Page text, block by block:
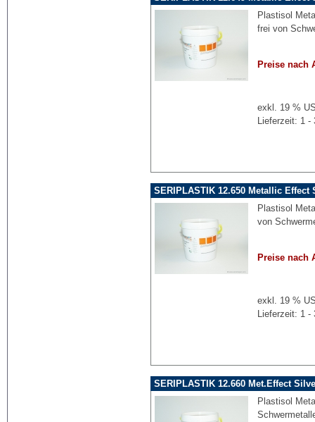
Plastisol
frei von
Preise nach
exkl. 19 %
Lieferzeit: 1 -
SERIPLASTIK 12.650 Metallic Effect
Plastisol
von
Preise nach
exkl. 19 %
Lieferzeit: 1
SERIPLASTIK 12.660 Met.Effect
Plastisol